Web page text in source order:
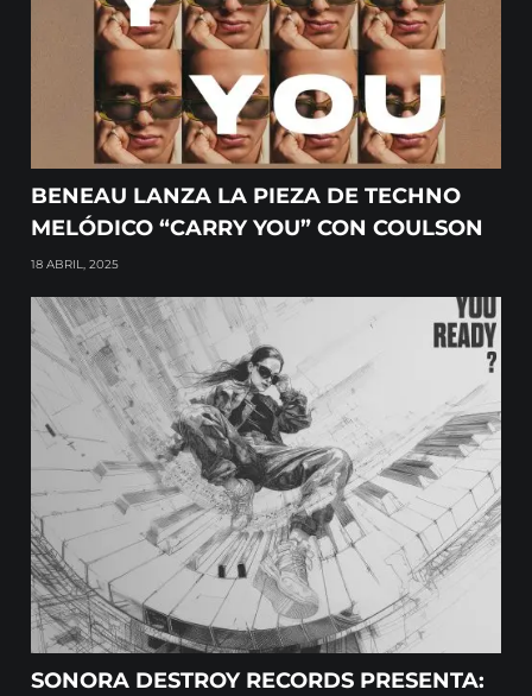
BENEAU LANZA LA PIEZA DE TECHNO
MELÓDICO “CARRY YOU” CON COULSON
18 ABRIL, 2025
SONORA DESTROY RECORDS PRESENTA: